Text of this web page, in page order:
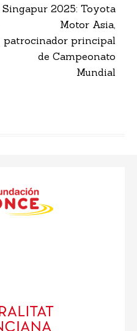
Singapur 2025: Toyota
Motor Asia,
patrocinador principal
de Campeonato
Mundial